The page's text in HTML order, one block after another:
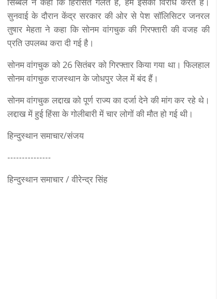
सुनवाई के दौरान केंद्र सरकार की ओर से पेश सॉलिसिटर जनरल
तुषार मेहता ने कहा कि सोनम वांगचुक की गिरफ्तारी की वजह की
प्रति उपलब्ध करा दी गई है।
सोनम वांगचुक को 26 सितंबर को गिरफ्तार किया गया था। फिलहाल
सोनम वांगचुक राजस्थान के जोधपुर जेल में बंद हैं।
सोनम वांगचुक लद्दाख को पूर्ण राज्य का दर्जा देने की मांग कर रहे थे।
लद्दाख में हुई हिंसा के गोलीबारी में चार लोगों की मौत हो गई थी।
हिन्दुस्थान समाचार/संजय
---------------
हिन्दुस्थान समाचार / वीरेन्द्र सिंह